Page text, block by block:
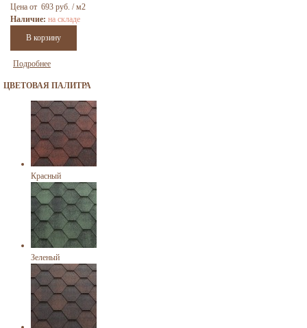
Цена от 693 руб. / м2
Наличие: на складе
Подробнее
ЦВЕТОВАЯ ПАЛИТРА
Красный
Зеленый